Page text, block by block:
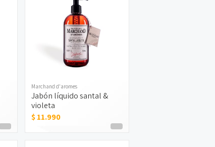
Marchand d'aromes
Jabón líquido santal &
violeta
$ 11.990